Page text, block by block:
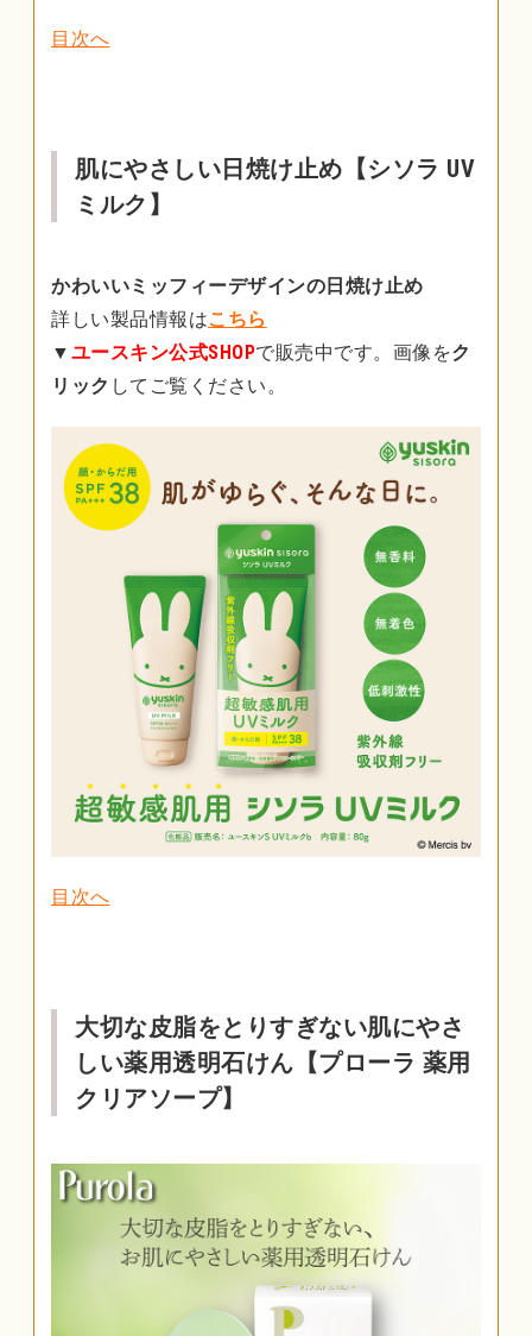
目次へ
肌にやさしい日焼け止め【シソラ UV
ミルク】
かわいいミッフィーデザインの日焼け止め
詳しい製品情報はこちら
▼ ユースキン公式SHOPで販売中です。画像をク
リック してご覧ください。
目次へ
大切な皮脂をとりすぎない肌にやさ
しい薬用透明石けん【プローラ 薬用
クリアソープ】